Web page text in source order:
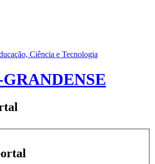
Ciência e Tecnologia